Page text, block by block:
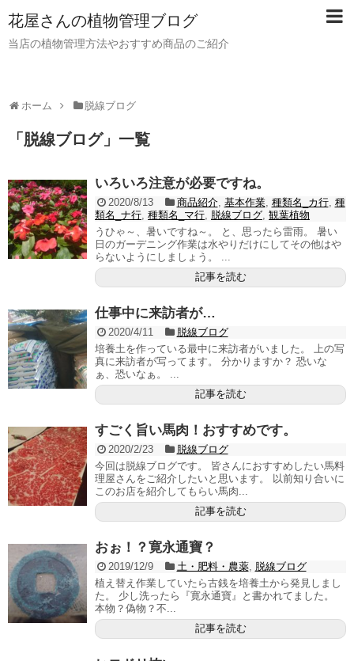
花屋さんの植物管理ブログ
当店の植物管理方法やおすすめ商品のご紹介
ホーム 脱線ブログ
「 脱線ブログ」 一覧
いろいろ注意が必要ですね。
2020/8/13 商品紹介, 基本作業, 種類名_カ行, 種
類名_ナ行, 種類名_マ行, 脱線ブログ, 観葉植物
うひゃ～、暑いですね～。 と、思ったら雷雨。 暑い
日のガーデニング作業は水やりだけにしてその他はや
らないようにしましょう。 ...
記事を読む
仕事中に来訪者が…
2020/4/11
脱線ブログ
培養土を作っている最中に来訪者がいました。 上の写
真に来訪者が写ってます。 分かりますか？ 恐いな
ぁ、恐いなぁ。 ...
記事を読む
すごく旨い馬肉！おすすめです。
2020/2/23
脱線ブログ
今回は脱線ブログです。 皆さんにおすすめしたい馬料
理屋さんをご紹介したいと思います。 以前知り合いに
このお店を紹介してもらい馬肉...
記事を読む
おぉ！？寛永通寶？
2019/12/9 土・肥料・農薬, 脱線ブログ
植え替え作業していたら古銭を培養土から発見しまし
た。 少し洗ったら『寛永通寶』と書かれてました。
本物？偽物？不...
記事を読む